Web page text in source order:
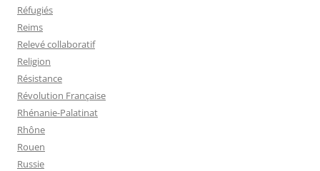
Réfugiés
Reims
Relevé collaboratif
Religion
Résistance
Révolution Française
Rhénanie-Palatinat
Rhône
Rouen
Russie